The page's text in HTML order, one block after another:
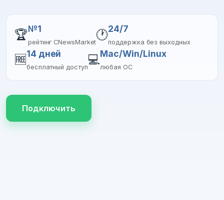
🏆№1
рейтинг CNewsMarket
🕐24/7
поддержка без выходных
🆓14 дней
бесплатный доступ
💻Mac/Win/Linux
любая ОС
Подключить